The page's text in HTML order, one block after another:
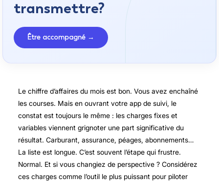
transmettre?
Être accompagné →
Le chiffre d’affaires du mois est bon. Vous avez enchaîné
les courses. Mais en ouvrant votre app de suivi, le
constat est toujours le même : les charges fixes et
variables viennent grignoter une part significative du
résultat. Carburant, assurance, péages, abonnements…
La liste est longue. C’est souvent l’étape qui frustre.
Normal. Et si vous changiez de perspective ? Considérez
ces charges comme l’outil le plus puissant pour piloter